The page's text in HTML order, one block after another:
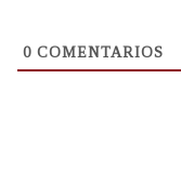
0 COMENTARIOS